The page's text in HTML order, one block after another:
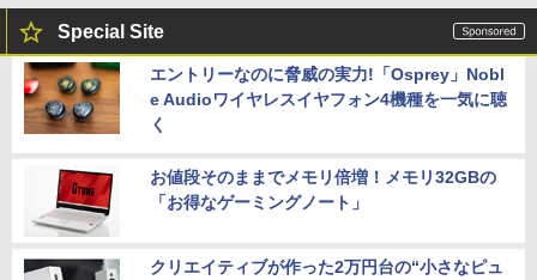
Special Site
エントリーなのに脅威の実力!「Osprey」Nobl
e Audioワイヤレスイヤフォン4機種を一気に聴
く
お値段そのままでメモリ倍増！メモリ32GBの
「お得なゲーミングノート」
クリエイティブが作った2万円台の“小さなピュ